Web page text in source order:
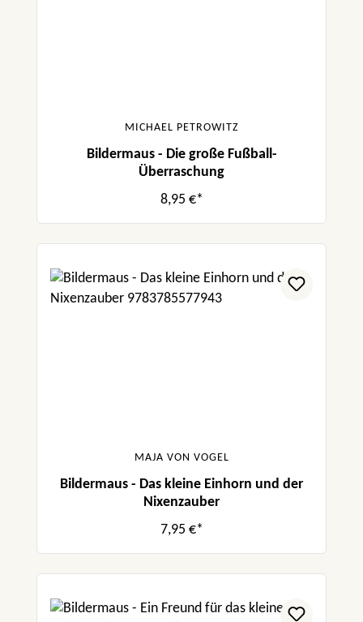
MICHAEL PETROWITZ
Bildermaus - Die große Fußball-
Überraschung
8,95 €*
MAJA VON VOGEL
Bildermaus - Das kleine Einhorn und der
Nixenzauber
7,95 €*